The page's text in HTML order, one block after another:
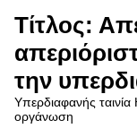
Τίτλος:
την
Υπερδιαφανής ταινία
οργάνωση